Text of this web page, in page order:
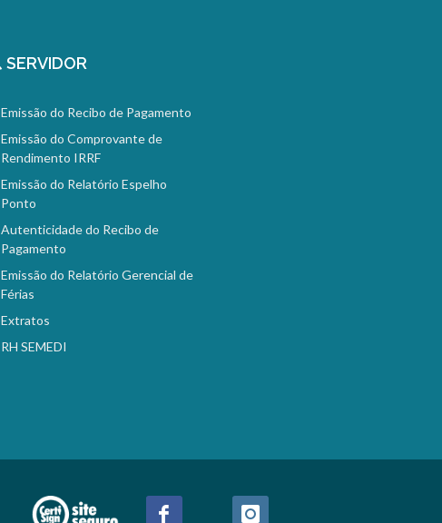
SERVIDOR
Emissão do Recibo de Pagamento
Emissão do Comprovante de
Rendimento IRRF
Emissão do Relatório Espelho
Ponto
Autenticidade do Recibo de
Pagamento
Emissão do Relatório Gerencial de
Férias
Extratos
RH SEMEDI